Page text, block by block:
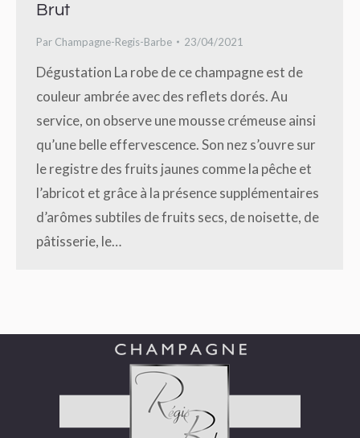
Brut
Par Champagne-Regis-Barbe 23/04/2021
Dégustation La robe de ce champagne est de
couleur ambrée avec des reflets dorés. Au
service, on observe une mousse crémeuse ainsi
qu’une belle effervescence. Son nez s’ouvre sur
le registre des fruits jaunes comme la pêche et
l’abricot et grâce à la présence supplémentaires
d’arômes subtiles de fruits secs, de noisette, de
pâtisserie, le…